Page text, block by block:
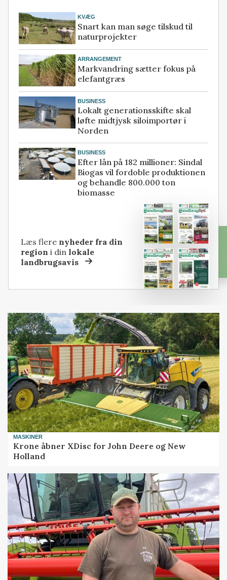
KVÆG
Snart kan man søge tilskud til
naturprojekter
ARRANGEMENT
Markvandring sætter fokus på
elefantgræs
BUSINESS
Lokalt generationsskifte skal
løfte midtjysk siloimportør i
Norden
BUSINESS
Efter lån på 182 millioner: Sindal
Biogas vil fordoble produktionen
og behandle 800.000 ton
biomasse
Læs flere nyheder fra din
region i dinlokale
landbrugsavis
MASKINER
Krone åbner XDisc for John Deere og New
Holland